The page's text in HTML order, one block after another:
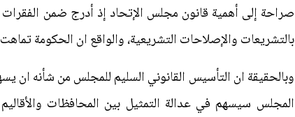
صراحة إلى أهمية قانون مجلس الإتحاد إذ أدرج ضمن الفقرات
بالتشريعات والإصلاحات التشريعية، والواقع ان الحكومة
وبالحقيقة ان التأسيس القانوني السليم للمجلس من شأنه ان
المجلس سيسهم في عدالة التمثيل بين المحافظات